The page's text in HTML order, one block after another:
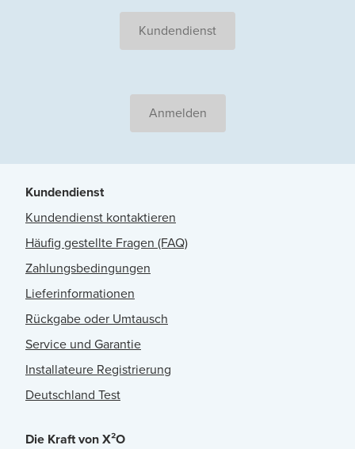
Kundendienst
Anmelden
Kundendienst
Kundendienst kontaktieren
Häufig gestellte Fragen (FAQ)
Zahlungsbedingungen
Lieferinformationen
Rückgabe oder Umtausch
Service und Garantie
Installateure Registrierung
Deutschland Test
Die Kraft von X²O